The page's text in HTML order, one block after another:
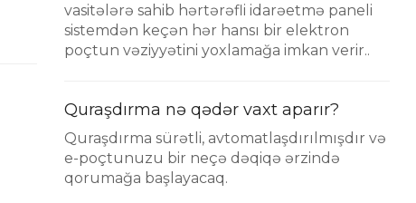
vasitələrə sahib hərtərəfli idarəetmə paneli
sistemdən keçən hər hansı bir elektron
poçtun vəziyyətini yoxlamağa imkan verir..
Quraşdırma nə qədər vaxt aparır?
Quraşdırma sürətli, avtomatlaşdırılmışdır və
e-poçtunuzu bir neçə dəqiqə ərzində
qorumağa başlayacaq.